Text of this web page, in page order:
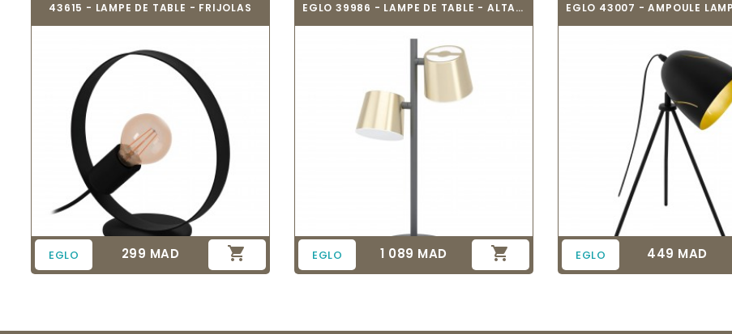
43615 - LAMPE DE TABLE - FRIJOLAS
EGLO Prix
299 MAD 
EGLO 39986 - LAMPE DE TABLE - ALTAMIRA
EGLO Prix
1 089 MAD  EGLO Prix
449 MAD